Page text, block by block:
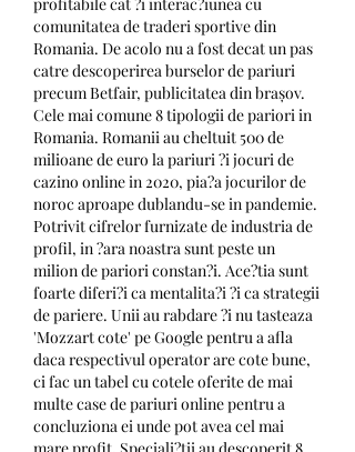
comunitatea de traderi sportive din
Romania. De acolo nu a fost decat un pas
catre descoperirea burselor de pariuri
precum Betfair, publicitatea din brașov.
Cele mai comune 8 tipologii de pariori in
Romania. Romanii au cheltuit 500 de
milioane de euro la pariuri ?i jocuri de
cazino online in 2020, pia?a jocurilor de
noroc aproape dublandu-se in pandemie.
Potrivit cifrelor furnizate de industria de
profil, in ?ara noastra sunt peste un
milion de pariori constan?i. Ace?tia sunt
foarte diferi?i ca mentalita?i ?i ca strategii
de pariere. Unii au rabdare ?i nu tasteaza
'Mozzart cote' pe Google pentru a afla
daca respectivul operator are cote bune,
ci fac un tabel cu cotele oferite de mai
multe case de pariuri online pentru a
concluziona ei unde pot avea cel mai
mare profit. Speciali?tii au descoperit 8